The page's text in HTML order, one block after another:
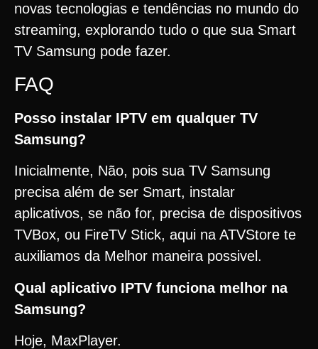
novas tecnologias e tendências no mundo do
streaming, explorando tudo o que sua Smart
TV Samsung pode fazer.
FAQ
Posso instalar IPTV em qualquer TV
Samsung?
Inicialmente, Não, pois sua TV Samsung
precisa além de ser Smart, instalar
aplicativos, se não for, precisa de dispositivos
TVBox, ou FireTV Stick, aqui na ATVStore te
auxiliamos da Melhor maneira possivel.
Qual aplicativo IPTV funciona melhor na
Samsung?
Hoje, MaxPlayer.